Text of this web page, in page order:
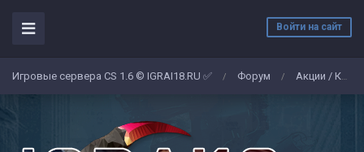
Войти на сайт
Игровые сервера CS 1.6 © IGRAI18.RU ✅ / Форум / Акции / Конкурсы